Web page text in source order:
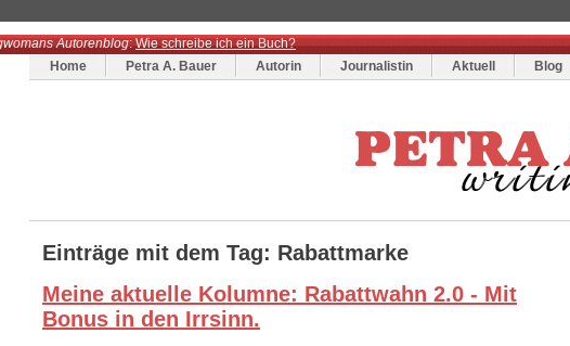
Autorenblog:Wie schreibe ich ein Buch?
Home
Petra A. Bauer Autorin Journalistin Aktuell Blog
Einträge mit dem Tag: Rabattmarke
Meine aktuelle Kolumne: Rabattwahn 2.0 - Mit
Bonus in den Irrsinn.